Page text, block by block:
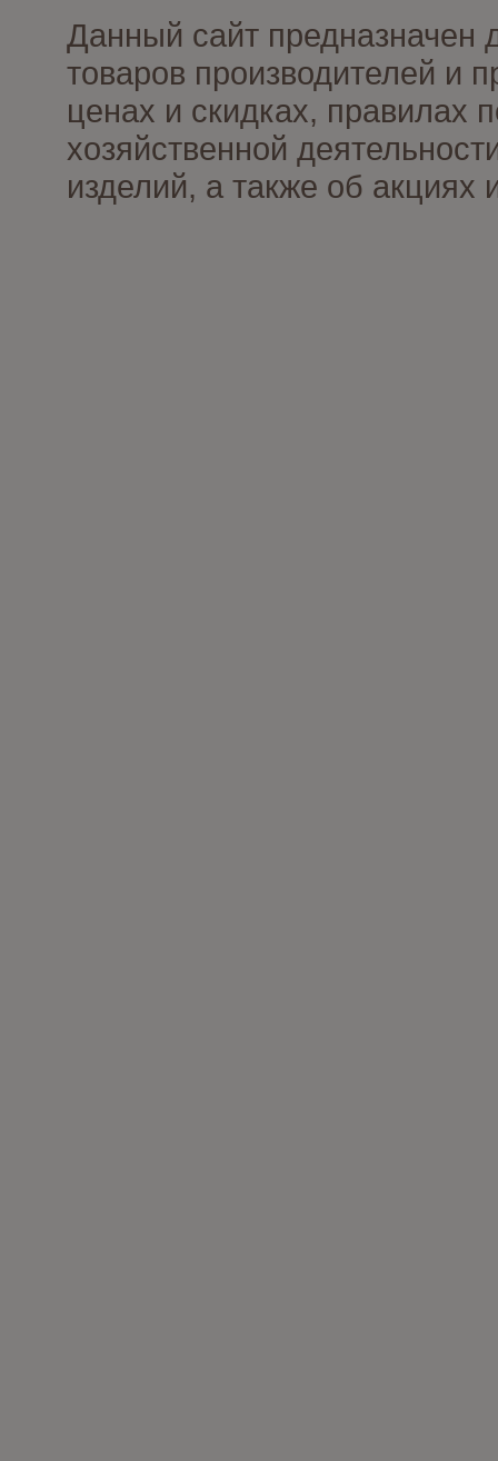
Данный сайт предназначен
товаров производителей и
ценах и скидках, правилах
хозяйственной
изделий, а также об